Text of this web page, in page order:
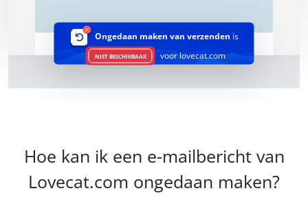
Ongedaan maken van verzenden is
NIET BESCHIKBAAR voor lovecat.com
Hoe kan ik een e-mailbericht van
Lovecat.com ongedaan maken?